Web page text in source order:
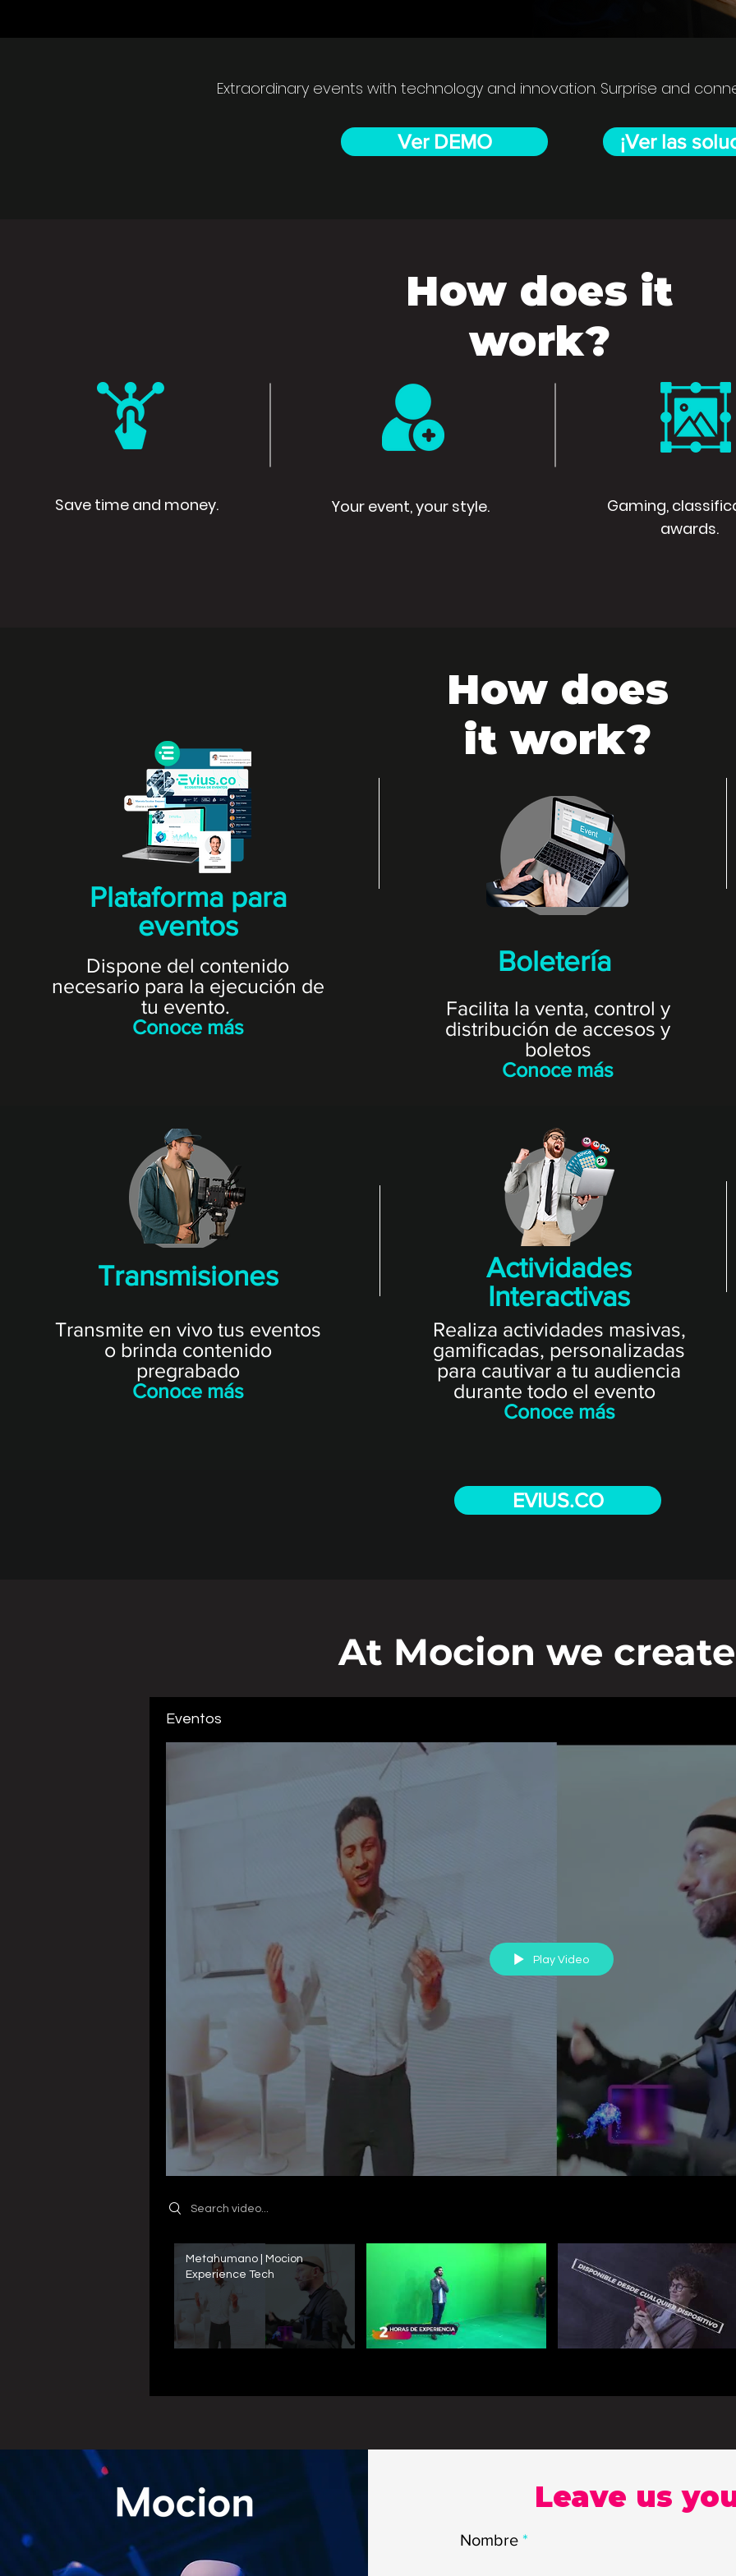
Extraordinary events with technology and innovation. Surprise and
Ver DEMO ¡Ver las
Save time and money. Your event, your style.
Gaming,
awards.
How does it
work?
Plataforma para
eventos
Dispone del contenido
necesario para la ejecución de
tu evento.
Conoce más
How does
it work?
Boletería
Facilita la venta, control y
distribución de accesos y
boletos
Conoce más
Transmisiones
Transmite en vivo tus eventos
o brinda contenido
pregrabado
Conoce más
Actividades
Interactivas
Realiza actividades masivas,
gamificadas, personalizadas
para cautivar a tu audiencia
durante todo el evento
Conoce más
EVIUS.CO
At Mocion we
Eventos
Play Video
Search videos
Metahumano | Mocion
Experience Tech
Leave us
Nombre